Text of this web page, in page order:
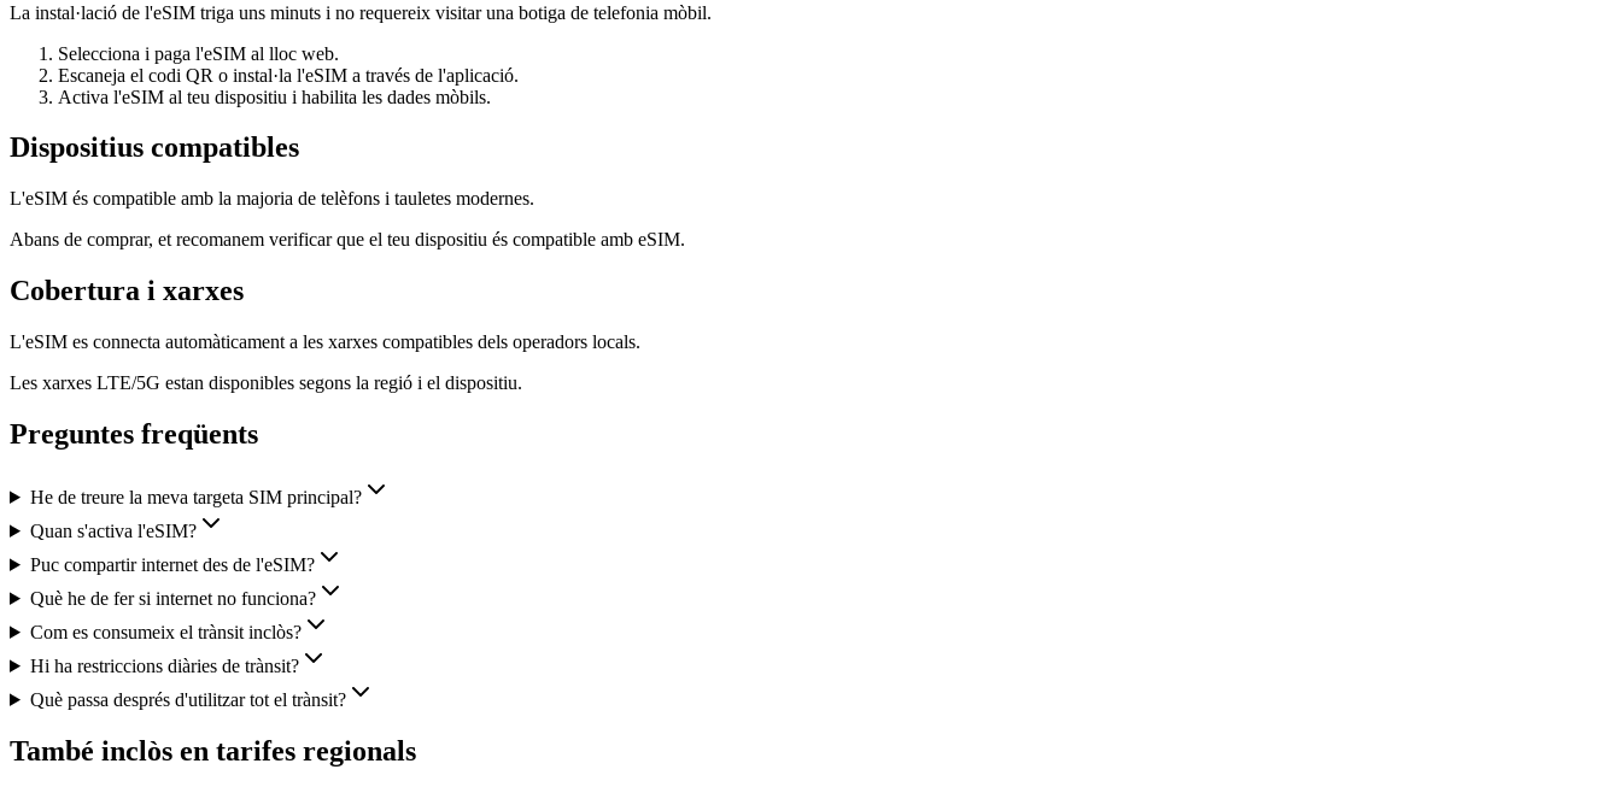
La instal·lació de l'eSIM triga uns minuts i no requereix visitar una botiga de telefonia mòbil.
Selecciona i paga l'eSIM al lloc web.
Escaneja el codi QR o instal·la l'eSIM a través de l'aplicació.
Activa l'eSIM al teu dispositiu i habilita les dades mòbils.
Dispositius compatibles
L'eSIM és compatible amb la majoria de telèfons i tauletes modernes.
Abans de comprar, et recomanem verificar que el teu dispositiu és compatible amb eSIM.
Cobertura i xarxes
L'eSIM es connecta automàticament a les xarxes compatibles dels operadors locals.
Les xarxes LTE/5G estan disponibles segons la regió i el dispositiu.
Preguntes freqüents
He de treure la meva targeta SIM principal?
Quan s'activa l'eSIM?
Puc compartir internet des de l'eSIM?
Què he de fer si internet no funciona?
Com es consumeix el trànsit inclòs?
Hi ha restriccions diàries de trànsit?
Què passa després d'utilitzar tot el trànsit?
També inclòs en tarifes regionals